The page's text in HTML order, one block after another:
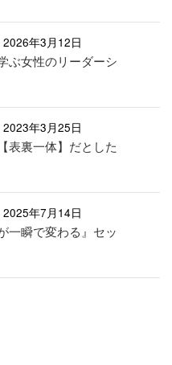
2026年3月12日
ぶ女性のリーダーシ
2023年3月25日
表裏一体】だとした
2025年7月14日
一瞬で変わる』セッ